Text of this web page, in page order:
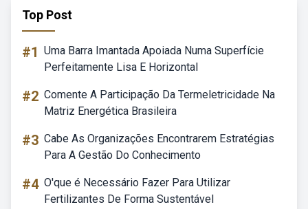
Top Post
#1 Uma Barra Imantada Apoiada Numa Superfície
Perfeitamente Lisa E Horizontal
#2 Comente A Participação Da Termeletricidade Na
Matriz Energética Brasileira
#3 Cabe As Organizações Encontrarem Estratégias
Para A Gestão Do Conhecimento
#4 O'que é Necessário Fazer Para Utilizar
Fertilizantes De Forma Sustentável